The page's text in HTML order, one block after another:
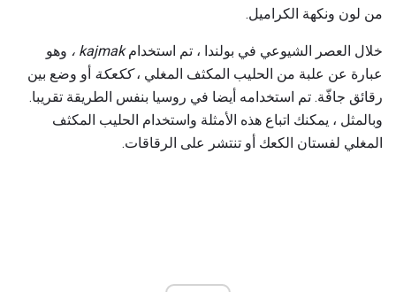
من لون ونكهة الكراميل.
خلال العصر الشيوعي في بولندا ، تم استخدامkajmak ،
وهو
عبارة عن علبة من الحليب المكثف المغلي ،ككعكة أو وضع بين
رقائق جافّة. تم استخدامه أيضا في روسيا بنفس الطريقة تقريبا.
وبالمثل ، يمكنك اتباع هذه الأمثلة واستخدام الحليب المكثف
المغلي لفستان الكعك أو تنتشر على الرقاقات.